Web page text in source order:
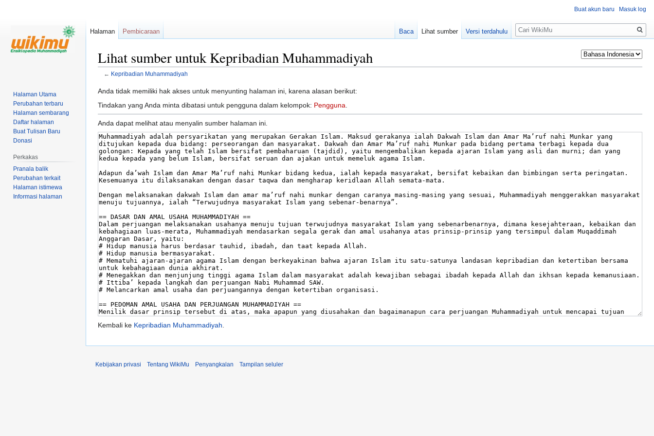
Lihat sumber untuk Kepribadian Muhammadiyah
← Kepribadian Muhammadiyah
Loncat
ke
Loncat
ke
Anda tidak memiliki hak akses untuk menyunting halaman ini, karena alasan berikut:
Tindakan yang Anda minta dibatasi untuk pengguna dalam kelompok: Pengguna
Anda dapat melihat atau menyalin sumber halaman ini.
Kembali ke Kepribadian Muhammadiyah.
Buat akun baru Masuk log
Halaman Pembicaraan Baca Lihat sumber Versi terdahulu
Pencarian
Halaman Utama
Perubahan terbaru
Halaman sembarang
Daftar halaman
Buat Tulisan Baru
Donasi
Perkakas
Pranala balik
Perubahan terkait
Halaman istimewa
Informasi halaman
Kebijakan privasi Tentang WikiMu Penyangkalan Tampilan seluler